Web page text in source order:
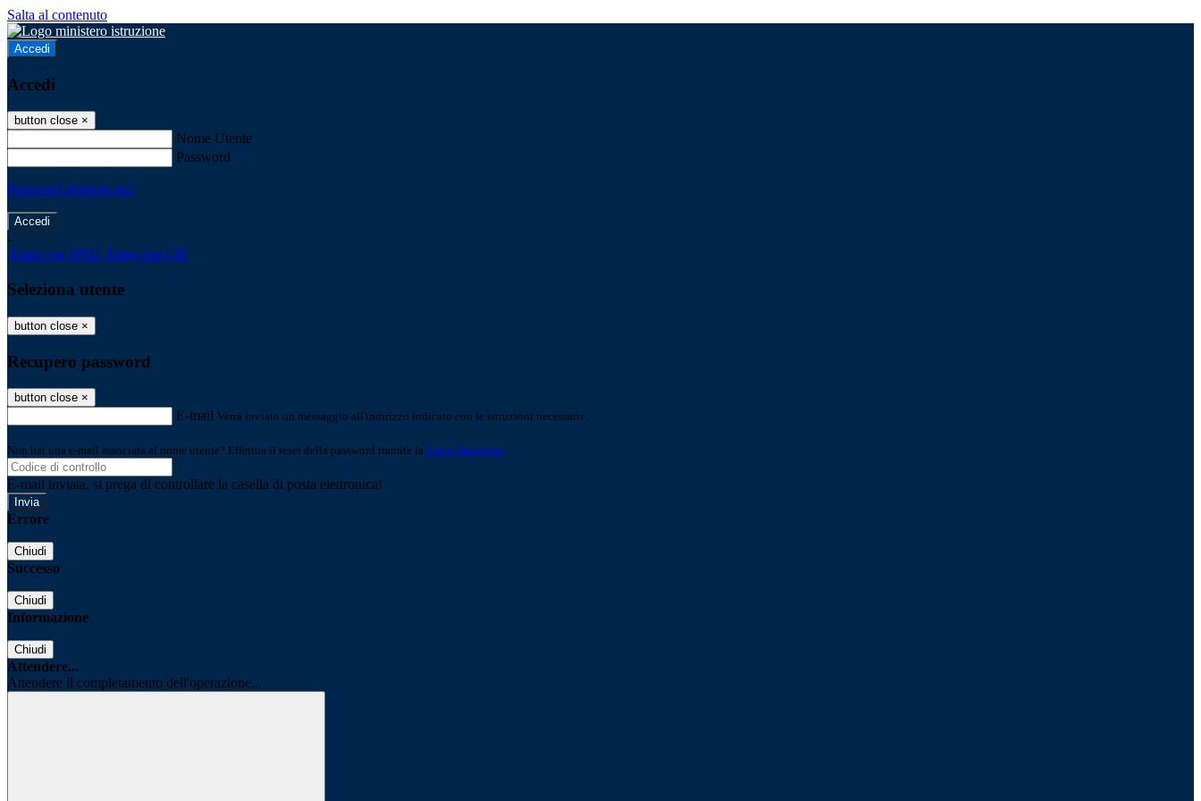
Salta al contenuto
Accedi
Accedi
button close ×
Nome Utente
Password
Password dimenticata?
-
Entra con SPID Entra con CIE
Seleziona utente
button close ×
Recupero password
button close ×
E-mail Verrà inviato un messaggio all'indirizzo indicato con le istruzioni necessarie.
Non hai una e-mail associata al nome utente? Effettua il reset della password tramite la Login Spaggiari
E-mail inviata, si prega di controllare la casella di posta elettronica!
Errore
Chiudi
Successo
Chiudi
Informazione
Chiudi
Attendere...
Attendere il completamento dell'operazione...